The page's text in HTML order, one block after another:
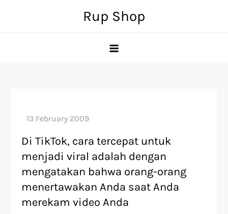
Rup Shop
Di TikTok, cara tercepat untuk
menjadi viral adalah dengan
mengatakan bahwa orang-orang
menertawakan Anda saat Anda
merekam video Anda